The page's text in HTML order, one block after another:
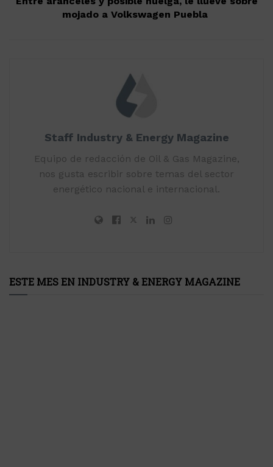
mojado a Volkswagen Puebla
Staff Industry & Energy Magazine
Equipo de redacción de Oil & Gas Magazine,
nos gusta escribir sobre temas del sector
energético nacional e internacional.
ESTE MES EN INDUSTRY & ENERGY MAGAZINE